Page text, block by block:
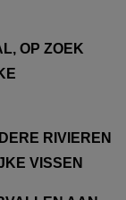
natuurgebieden
OP ZOEK
RIVIEREN
VISSEN